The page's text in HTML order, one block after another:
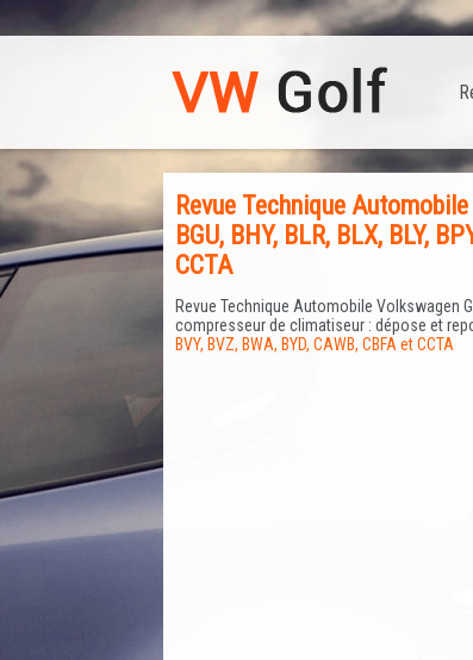
Revue Technique
BGU, BHY, BLR, BLX, BLY,
CCTA
Revue Technique Automobile Volkswagen
compresseur de climatiseur : dépose et
BVY, BVZ, BWA, BYD, CAWB, CBFA et CCTA